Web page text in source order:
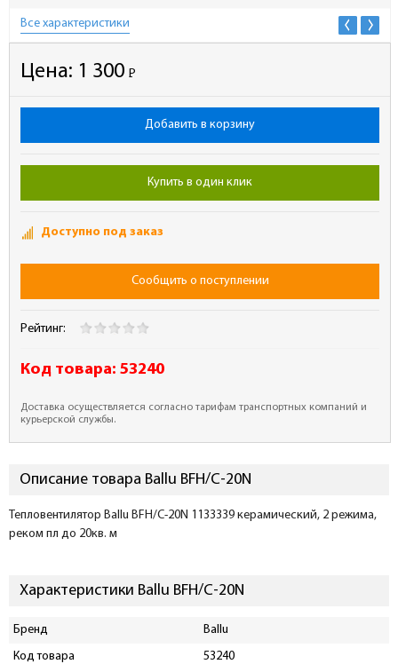
Все характеристики
Цена: 1 300 Р
-
Добавить в корзину
Купить в один клик
Доступно под заказ
Сообщить о поступлении
Рейтинг:
Код товара: 53240
Доставка осуществляется согласно тарифам транспортных компаний и
курьерской службы.
Описание товара Ballu BFH/C-20N
Тепловентилятор Ballu BFH/C-20N 1133339 керамический, 2 режима,
реком пл до 20кв. м
Характеристики Ballu BFH/C-20N
Бренд
Ballu
Код товара
53240